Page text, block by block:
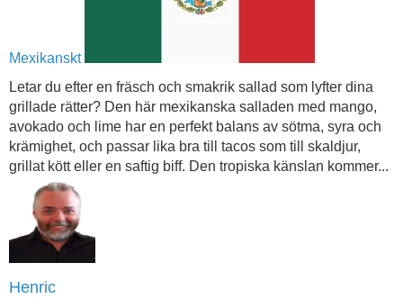
Mexikanskt
Letar du efter en fräsch och smakrik sallad som lyfter dina
grillade rätter? Den här mexikanska salladen med mango,
avokado och lime har en perfekt balans av sötma, syra och
krämighet, och passar lika bra till tacos som till skaldjur,
grillat kött eller en saftig biff. Den tropiska känslan kommer...
Henric